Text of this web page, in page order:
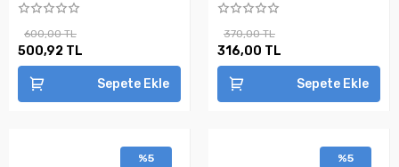
600,00 TL
500,92 TL
Sepete Ekle
370,00 TL
316,00 TL
Sepete Ekle
%5 %5